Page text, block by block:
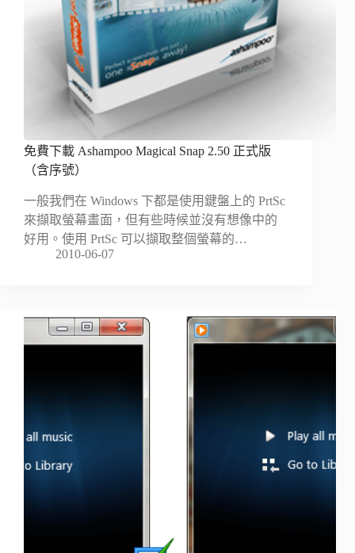
免費下載 Ashampoo Magical Snap 2.50 正式版
（含序號）
一般我們在 Windows 下都是使用鍵盤上的 PrtSc
來擷取螢幕畫面，但有些時候並沒有想像中的
好用。使用 PrtSc 可以擷取整個螢幕的…
2010-06-07